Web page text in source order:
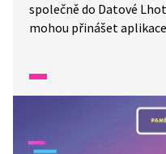
společně do Datové
mohou přinášet